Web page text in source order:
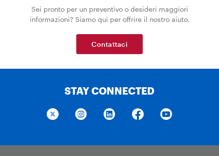
Sei pronto per un preventivo o desideri maggiori
informazioni? Siamo qui per offrire il nostro aiuto.
Contattaci
STAY CONNECTED